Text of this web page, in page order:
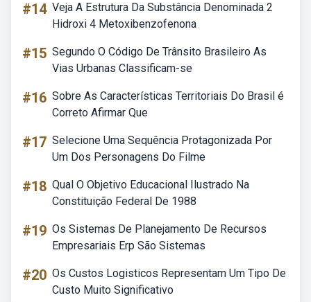
#14 Veja A Estrutura Da Substância Denominada 2
Hidroxi 4 Metoxibenzofenona
#15 Segundo O Código De Trânsito Brasileiro As
Vias Urbanas Classificam-se
#16 Sobre As Características Territoriais Do Brasil é
Correto Afirmar Que
#17 Selecione Uma Sequência Protagonizada Por
Um Dos Personagens Do Filme
#18 Qual O Objetivo Educacional Ilustrado Na
Constituição Federal De 1988
#19 Os Sistemas De Planejamento De Recursos
Empresariais Erp São Sistemas
#20 Os Custos Logisticos Representam Um Tipo De
Custo Muito Significativo